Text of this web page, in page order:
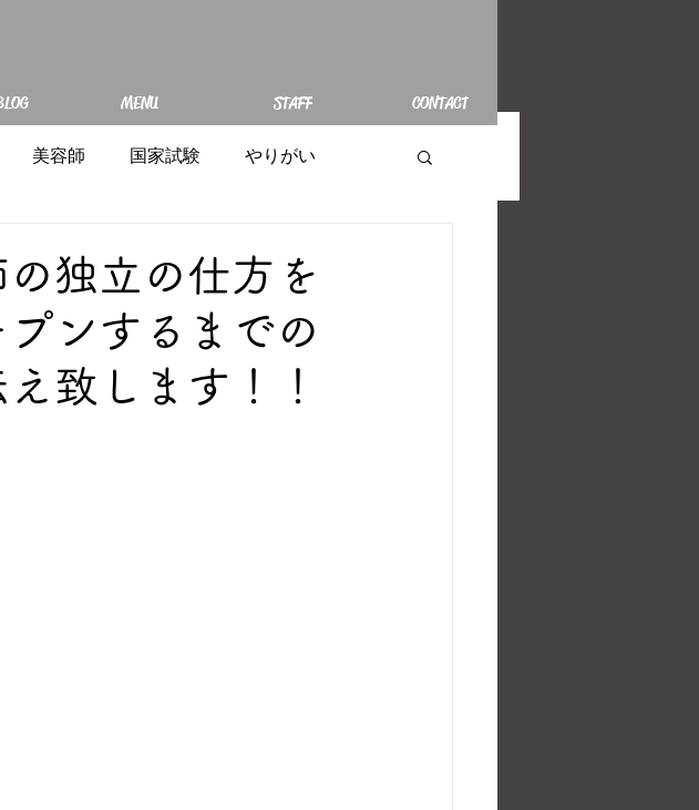
MENU STAFF CONTACT
美容師 国家試験 やりがい
独立の仕方を
ンするまでの
致します！！